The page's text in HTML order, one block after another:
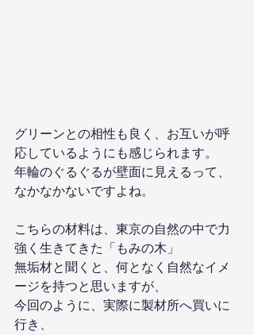
グリーンとの相性も良く、お互いが呼
応しているようにも感じられます。
年輪のぐるぐるが壁面に見えるって、
なかなかないですよね。
こちらの材料は、東京の自然の中で力
強く生きてきた「もみの木」
無垢材と聞くと、何となく自然なイメ
ージを持つと思いますが、
今回のように、実際に製材所へ買いに
行き、